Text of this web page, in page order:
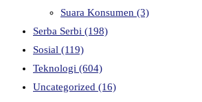
Suara Konsumen (3)
Serba Serbi (198)
Sosial (119)
Teknologi (604)
Uncategorized (16)